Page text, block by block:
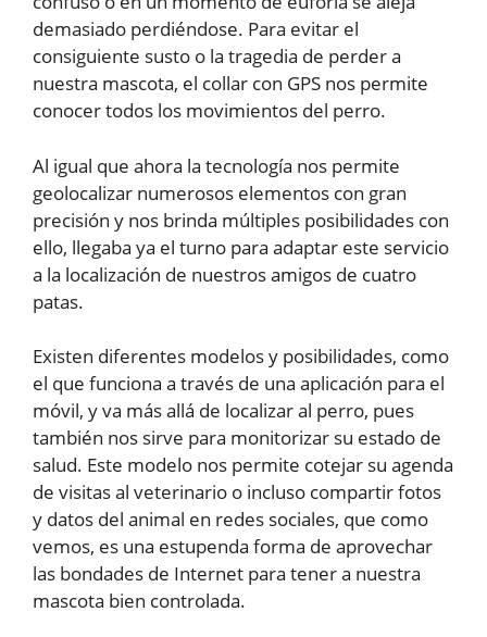
demasiado perdiéndose. Para evitar el
consiguiente susto o la tragedia de perder a
nuestra mascota, el collar con GPS nos permite
conocer todos los movimientos del perro.
Al igual que ahora la tecnología nos permite
geolocalizar numerosos elementos con gran
precisión y nos brinda múltiples posibilidades con
ello, llegaba ya el turno para adaptar este servicio
a la localización de nuestros amigos de cuatro
patas.
Existen diferentes modelos y posibilidades, como
el que funciona a través de una aplicación para el
móvil, y va más allá de localizar al perro, pues
también nos sirve para monitorizar su estado de
salud. Este modelo nos permite cotejar su agenda
de visitas al veterinario o incluso compartir fotos
y datos del animal en redes sociales, que como
vemos, es una estupenda forma de aprovechar
las bondades de Internet para tener a nuestra
mascota bien controlada.